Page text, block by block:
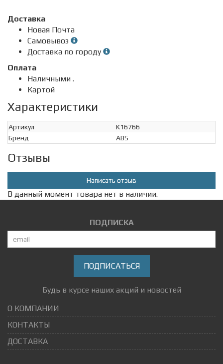
Доставка
Новая Почта
Самовывоз
Доставка по городу
Оплата
Наличными .
Картой
Характеристики
Артикул
K16766
Бренд
ABS
Отзывы
Написать отзыв
В данный момент товара нет в наличии.
ПОДПИСКА
ПОДПИСАТЬСЯ
Будь в курсе наших акций и новостей
О КОМПАНИИ
КОНТАКТЫ
ДОСТАВКА